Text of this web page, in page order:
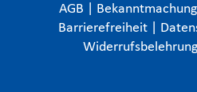
AGB
Barrierefreiheit
Widerrufsbelehrung